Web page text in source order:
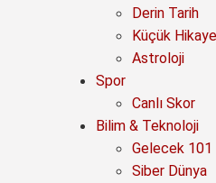
Derin Tarih
Küçük
Astroloji
Spor
Canlı Skor
Bilim & Teknoloji
Gelecek 101
Siber Dünya